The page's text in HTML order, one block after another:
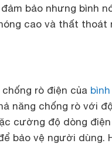
bảo nhưng bình
cao và thất thoát
rò điện của
năng chống rò với độ
cường độ dòng
bảo vệ người dùng.